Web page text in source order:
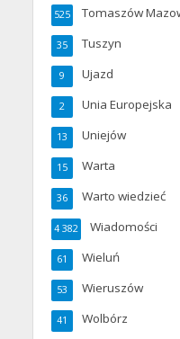
Tomaszów
525
Tuszyn
35
Ujazd
9
Unia Europejska
2
Uniejów
13
Warta
15
Warto wiedzieć
36
Wiadomości
4 382
Wieluń
61
Wieruszów
53
Wolbórz
41